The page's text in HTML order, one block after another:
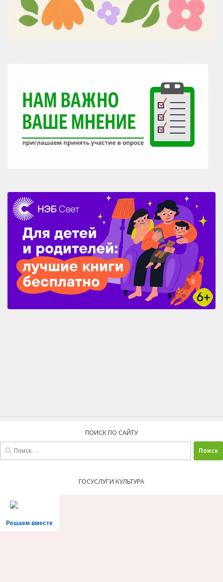
ПОИСК ПО САЙТУ
ГОСУСЛУГИ КУЛЬТУРА
Решаем вместе